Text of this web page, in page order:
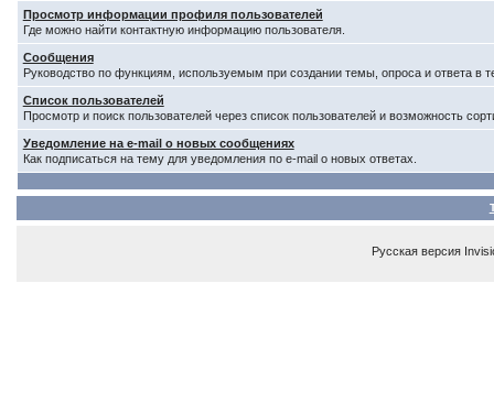
Просмотр информации профиля пользователей
Где можно найти контактную информацию пользователя.
Сообщения
Руководство по функциям, используемым при создании темы, опроса и ответа в
Список пользователей
Просмотр и поиск пользователей через список пользователей и возможность
Уведомление на e-mail о новых сообщениях
Как подписаться на тему для уведомления по e-mail о новых ответах.
Русская версия